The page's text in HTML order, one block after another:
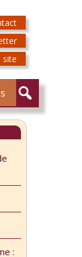
site
: